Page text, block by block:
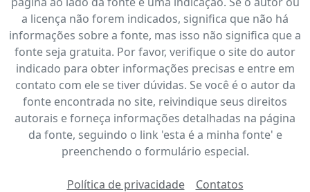
a licença não forem indicados, significa que não há
informações sobre a fonte, mas isso não significa que a
fonte seja gratuita. Por favor, verifique o site do autor
indicado para obter informações precisas e entre em
contato com ele se tiver dúvidas. Se você é o autor da
fonte encontrada no site, reivindique seus direitos
autorais e forneça informações detalhadas na página
da fonte, seguindo o link 'esta é a minha fonte' e
preenchendo o formulário especial.
Política de privacidade Contatos